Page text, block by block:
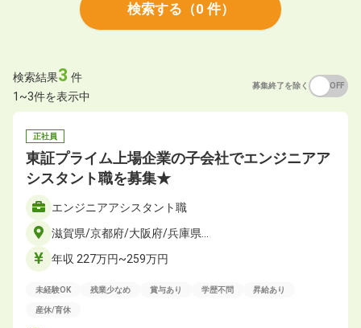
検索する （0 件）
検索結果3 件
1~3件を表示中
募集終了を除く OFF
正社員
東証プライム上場企業の⼦会社でエンジニアア
シスタント職を募集★
エンジニアアシスタント職
滋賀県/京都府/大阪府/兵庫県…
年収 227万円~259万円
未経験OK 残業少なめ 賞与あり 学歴不問 昇給あり
産休/育休